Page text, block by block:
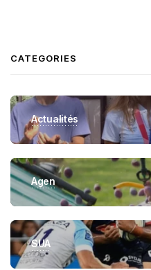
CATEGORIES
Actualités
Agen
SUA